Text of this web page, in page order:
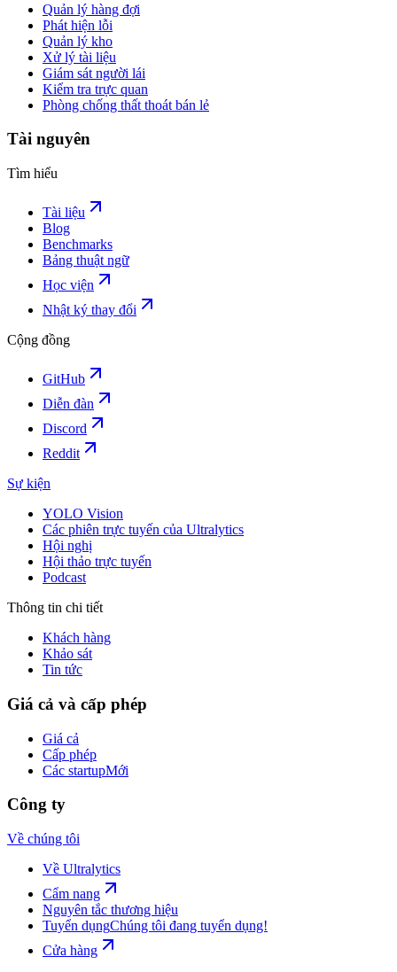
Quản lý hàng đợi
Phát hiện lỗi
Quản lý kho
Xử lý tài liệu
Giám sát người lái
Kiểm tra trực quan
Phòng chống thất thoát bán lẻ
Tài nguyên
Tìm hiểu
Tài liệu
Blog
Benchmarks
Bảng thuật ngữ
Học viện
Nhật ký thay đổi
Cộng đồng
GitHub
Diễn đàn
Discord
Reddit
Sự kiện
YOLO Vision
Các phiên trực tuyến của Ultralytics
Hội nghị
Hội thảo trực tuyến
Podcast
Thông tin chi tiết
Khách hàng
Khảo sát
Tin tức
Giá cả và cấp phép
Giá cả
Cấp phép
Các startupMới
Công ty
Về chúng tôi
Về Ultralytics
Cẩm nang
Nguyên tắc thương hiệu
Tuyển dụngChúng tôi đang tuyển dụng!
Cửa hàng